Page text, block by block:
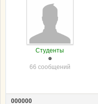
Студенты
66 сообщений
000000